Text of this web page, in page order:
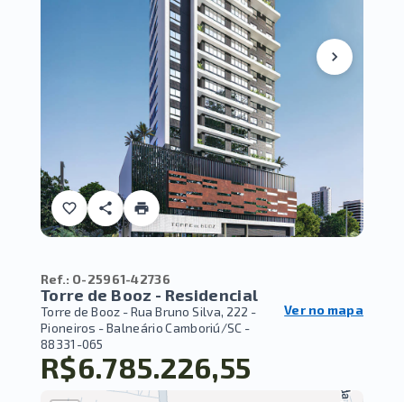
Ref.: O-25961-42736
Torre de Booz - Residencial
Torre de Booz -Rua Bruno Silva, 222 -
Pioneiros - Balneário Camboriú/SC -
88331-065
Ver no mapa
R$6.785.226,55